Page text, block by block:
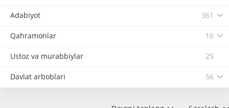
Adabiyot 361
Qahramonlar 16
Ustoz va murabbiylar 25
Davlat arboblari 56